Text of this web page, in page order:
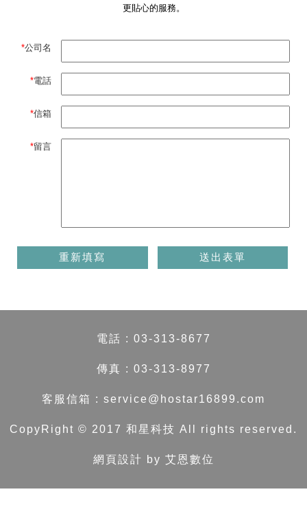
更貼心的服務。
公司名
電話
信箱
留言
電話 : 03-313-8677
傳真 : 03-313-8977
客服信箱 : service@hostar16899.com
CopyRight © 2017 和星科技 All rights reserved.
網頁設計 by 艾恩數位